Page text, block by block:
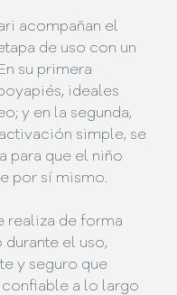
acompañan el
de uso con un
su primera
ideales
y en la segunda,
simple, se
para que el niño
por sí mismo.
realiza de forma
el uso,
y seguro que
a lo largo